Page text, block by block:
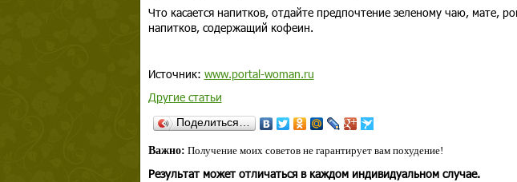
Что касается напитков, отдайте предпочтение зеленому чаю, мате,
напитков, содержащий кофеин.
Источник: www.portal-woman.ru
Другие статьи
Поделиться…
Важно: Получение моих советов не гарантирует вам похудение!
Результат может отличаться в каждом индивидуальном случае.